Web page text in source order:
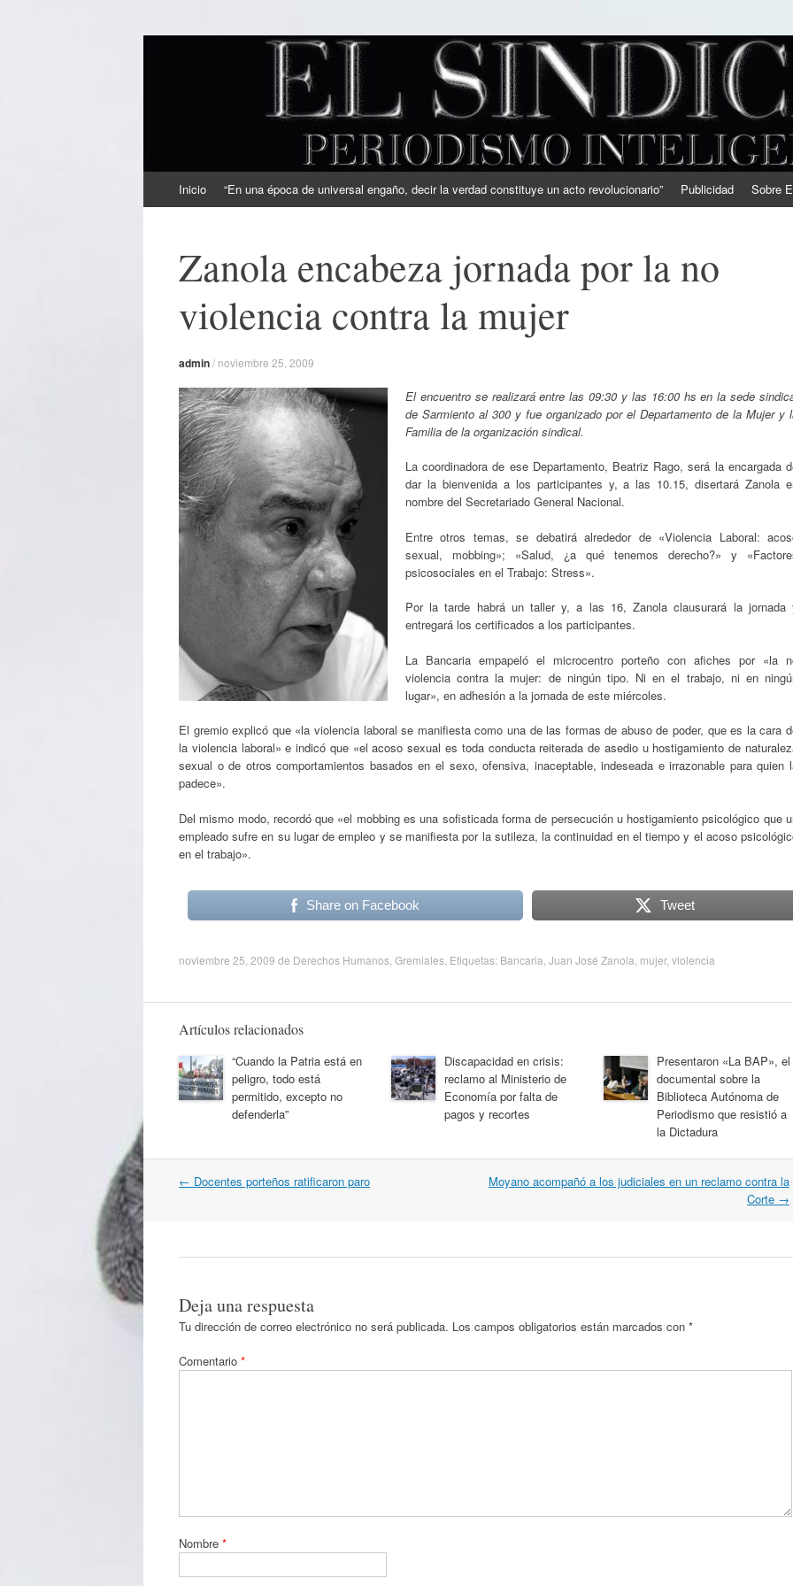
EL SINDICAL
Periodismo Inteligente
al
Inicio “En una época de universal engaño, decir la verdad constituye un acto revolucionario” Publicidad Sobre
Zanola encabeza jornada por la no
violencia contra la mujer
admin/ noviembre 25, 2009
El encuentro se realizará entre las 09:30 y las 16:00 hs en la sede
de Sarmiento al 300 y fue organizado por el Departamento de la Mujer y
Familia de la organización sindical.
La coordinadora de ese Departamento, Beatriz Rago, será la encargada
dar la bienvenida a los participantes y, a las 10.15, disertará Zanola
nombre del Secretariado General Nacional.
Entre otros temas, se debatirá alrededor de «Violencia Laboral:
sexual, mobbing»; «Salud, ¿a qué tenemos derecho?» y
psicosociales en el Trabajo: Stress».
Por la tarde habrá un taller y, a las 16, Zanola clausurará la jornada
entregará los certificados a los participantes.
La Bancaria empapeló el microcentro porteño con afiches por «la
violencia contra la mujer: de ningún tipo. Ni en el trabajo, ni en
lugar», en adhesión a la jornada de este miércoles.
El gremio explicó que «la violencia laboral se manifiesta como una de las formas de abuso de poder, que es la cara
la violencia laboral» e indicó que «el acoso sexual es toda conducta reiterada de asedio u hostigamiento de
sexual o de otros comportamientos basados en el sexo, ofensiva, inaceptable, indeseada e irrazonable para quien
padece».
Del mismo modo, recordó que «el mobbing es una sofisticada forma de persecución u hostigamiento psicológico que
empleado sufre en su lugar de empleo y se manifiesta por la sutileza, la continuidad en el tiempo y el acoso
en el trabajo».
Share on Facebook Tweet
noviembre 25, 2009 de Derechos Humanos Gremiales . Etiquetas: Bancaria Juan José Zanola mujer, violencia
Artículos relacionados
“Cuando la Patria está en
peligro, todo está
permitido, excepto no
defenderla”
Discapacidad en crisis:
reclamo al Ministerio de
Economía por falta de
pagos y recortes
Presentaron «La BAP», el
documental sobre la
Biblioteca Autónoma de
Periodismo que resistió a
la Dictadura
Navegación
← Docentes porteños ratificaron paro
Moyano acompañó a los judiciales en un reclamo contra la
Corte →
Deja una respuesta
Tu dirección de correo electrónico no será publicada. Los campos obligatorios están marcados con *
Comentario *
Nombre *